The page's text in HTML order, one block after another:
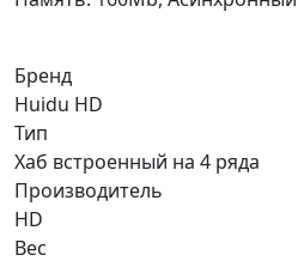
Бренд
Huidu HD
Тип
Хаб встроенный на 4 ряда
Производитель
HD
Вес